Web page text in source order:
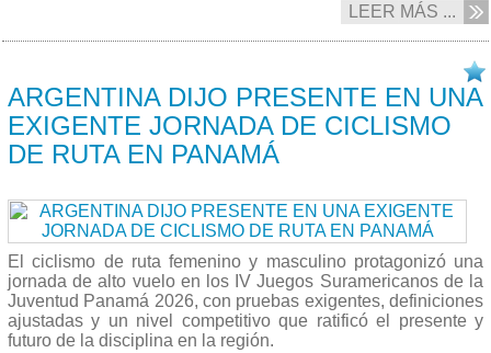
LEER MÁS ...
ARGENTINA DIJO PRESENTE EN UNA
EXIGENTE JORNADA DE CICLISMO
DE RUTA EN PANAMÁ
El ciclismo de ruta femenino y masculino protagonizó una
jornada de alto vuelo en los IV Juegos Suramericanos de la
Juventud Panamá 2026, con pruebas exigentes, definiciones
ajustadas y un nivel competitivo que ratificó el presente y
futuro de la disciplina en la región.